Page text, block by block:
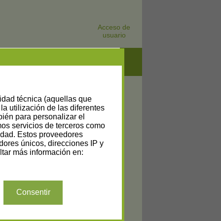
Acceso de
usuario
técnica (aquellas que
utilización de las diferentes
para personalizar el
servicios de terceros como
Estos proveedores
únicos, direcciones IP y
más información en:
Consentir